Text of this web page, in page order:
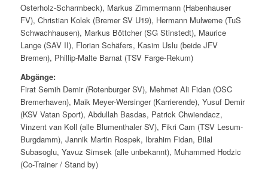
Osterholz-Scharmbeck), Markus Zimmermann (Habenhauser
FV), Christian Kolek (Bremer SV U19), Hermann Mulweme (TuS
Schwachhausen), Markus Böttcher (SG Stinstedt), Maurice
Lange (SAV II), Florian Schäfers, Kasim Uslu (beide JFV
Bremen), Phillip-Malte Barnat (TSV Farge-Rekum)
Abgänge:
Firat Semih Demir (Rotenburger SV), Mehmet Ali Fidan (OSC
Bremerhaven), Maik Meyer-Wersinger (Karrierende), Yusuf Demir
(KSV Vatan Sport), Abdullah Basdas, Patrick Chwiendacz,
Vinzent van Koll (alle Blumenthaler SV), Fikri Cam (TSV Lesum-
Burgdamm), Jannik Martin Rospek, Ibrahim Fidan, Bilal
Subasoglu, Yavuz Simsek (alle unbekannt), Muhammed Hodzic
(Co-Trainer / Stand by)